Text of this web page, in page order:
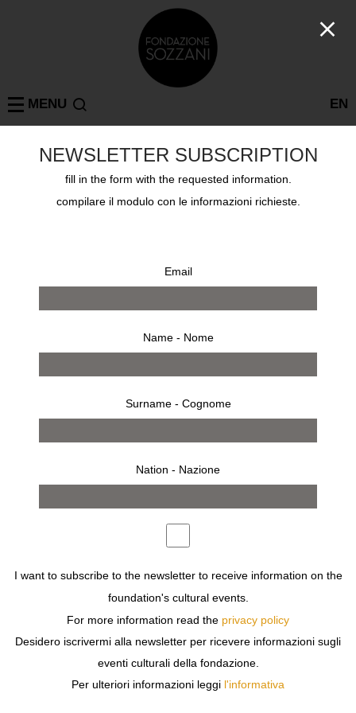
EN
MENU
ANTON BRUEHL ANTON BRUEHL
Previous Next
NEWSLETTER SUBSCRIPTION
fill in the form with the requested information.
compilare il modulo con le informazioni richieste.
Email
Name - Nome
Surname - Cognome
Nation - Nazione
I want to subscribe to the newsletter to receive information on the
foundation's cultural events.
For more information read the privacy policy
Desidero iscrivermi alla newsletter per ricevere informazioni sugli
eventi culturali della fondazione.
Per ulteriori informazioni leggi l'informativa